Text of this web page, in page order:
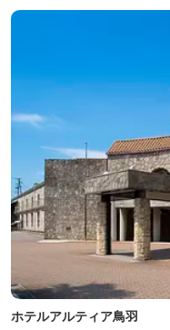
ホテルアルティア鳥羽